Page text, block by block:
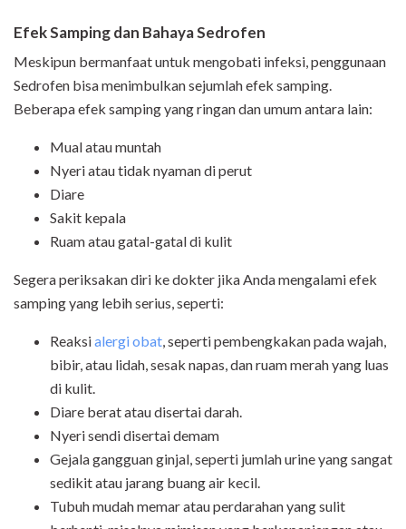
Efek Samping dan Bahaya Sedrofen
Meskipun bermanfaat untuk mengobati infeksi, penggunaan
Sedrofen bisa menimbulkan sejumlah efek samping.
Beberapa efek samping yang ringan dan umum antara lain:
Mual atau muntah
Nyeri atau tidak nyaman di perut
Diare
Sakit kepala
Ruam atau gatal-gatal di kulit
Segera periksakan diri ke dokter jika Anda mengalami efek
samping yang lebih serius, seperti:
Reaksialergi obat, seperti pembengkakan pada wajah,
bibir, atau lidah, sesak napas, dan ruam merah yang luas
di kulit.
Diare berat atau disertai darah.
Nyeri sendi disertai demam
Gejala gangguan ginjal, seperti jumlah urine yang sangat
sedikit atau jarang buang air kecil.
Tubuh mudah memar atau perdarahan yang sulit